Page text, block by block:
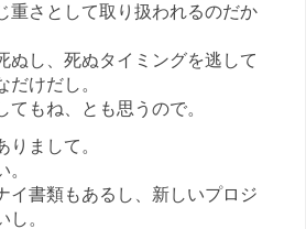
重さとして取り扱われるのだか
ぬし、死ぬタイミングを逃して
けだし。
てもね、とも思うので。
まして。
イ書類もあるし、新しいプロジ
し。